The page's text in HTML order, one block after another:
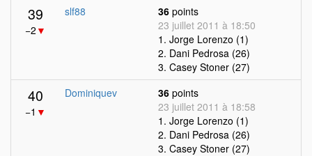
39
−2 ▼
slf88 36 points
23 juillet 2011 à 18:50
1. Jorge Lorenzo (1)
2. Dani Pedrosa (26)
3. Casey Stoner (27)
40
−1 ▼
Dominiquev 36 points
23 juillet 2011 à 18:58
1. Jorge Lorenzo (1)
2. Dani Pedrosa (26)
3. Casey Stoner (27)